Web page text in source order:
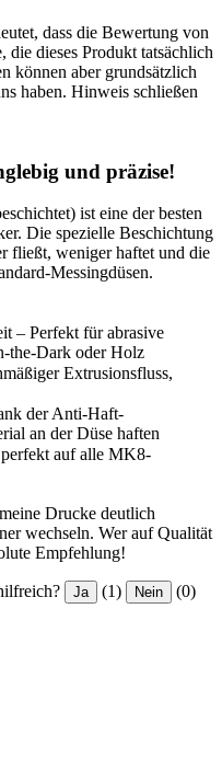
dass die Bewertung von
die dieses Produkt tatsächlich
können aber grundsätzlich
haben. Hinweis schließen
und präzise!
ist eine der besten
Die spezielle Beschichtung
fließt, weniger haftet und die
Messingdüsen.
– Perfekt für abrasive
the-Dark oder Holz
Extrusionsfluss,
der Anti-Haft-
an der Düse haften
auf alle MK8-
Drucke deutlich
wechseln. Wer auf Qualität
Empfehlung!
Ja (1) Nein (0)